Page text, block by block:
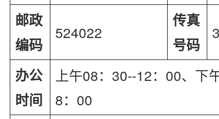
邮政
编码
524022
传真
号码
办公
时间
上午08：30--12：00、下
8：00